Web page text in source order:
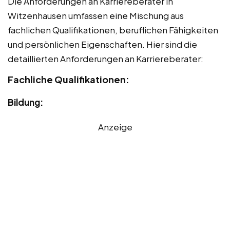
Witzenhausen umfassen eine Mischung aus
fachlichen Qualifikationen, beruflichen Fähigkeiten
und persönlichen Eigenschaften. Hier sind die
detaillierten Anforderungen an Karriereberater:
Fachliche Qualifikationen:
Bildung:
Anzeige